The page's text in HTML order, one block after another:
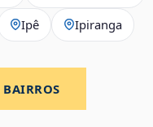
Ipê Ipiranga
BAIRROS